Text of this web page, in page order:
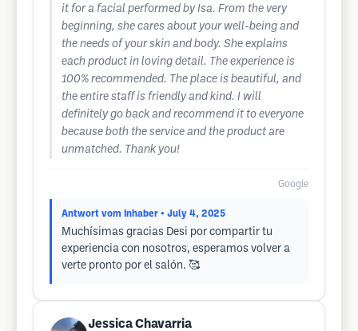
it for a facial performed by Isa. From the very
beginning, she cares about your well-being and
the needs of your skin and body. She explains
each product in loving detail. The experience is
100% recommended. The place is beautiful, and
the entire staff is friendly and kind. I will
definitely go back and recommend it to everyone
because both the service and the product are
unmatched. Thank you!
Google
Antwort vom Inhaber • July 4, 2025
Muchísimas gracias Desi por compartir tu
experiencia con nosotros, esperamos volver a
verte pronto por el salón. 🥰
Jessica Chavarria